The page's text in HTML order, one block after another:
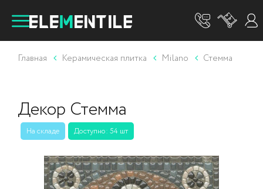
Главная Керамическая плитка Milano Стемма
Декор Стемма
На складе Доступно: 54 шт